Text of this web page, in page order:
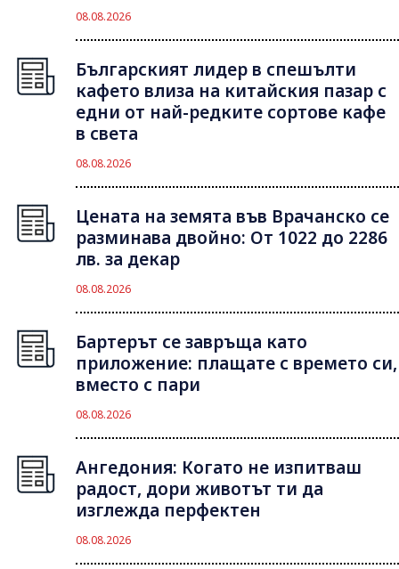
08.08.2026
Българският лидер в спешълти
кафето влиза на китайския пазар с
едни от най-редките сортове кафе
в света
08.08.2026
Цената на земята във Врачанско се
разминава двойно: От 1022 до 2286
лв. за декар
08.08.2026
Бартерът се завръща като
приложение: плащате с времето си,
вместо с пари
08.08.2026
Ангедония: Когато не изпитваш
радост, дори животът ти да
изглежда перфектен
08.08.2026